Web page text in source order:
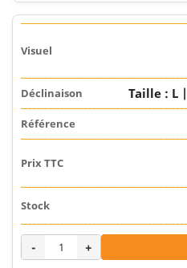
Taille : L
- +